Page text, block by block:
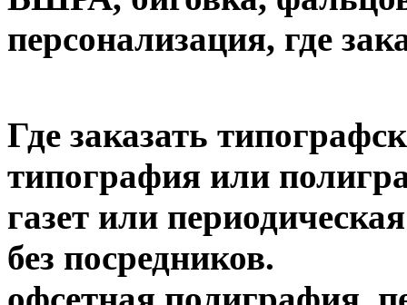
персонализация, где
Где заказать
типография или
газет или
без посредников.